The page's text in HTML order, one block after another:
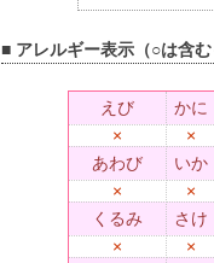
■ アレルギー表示（○は含
えび かに
×
×
あわび
いか
×
×
くるみ
さけ
×
×